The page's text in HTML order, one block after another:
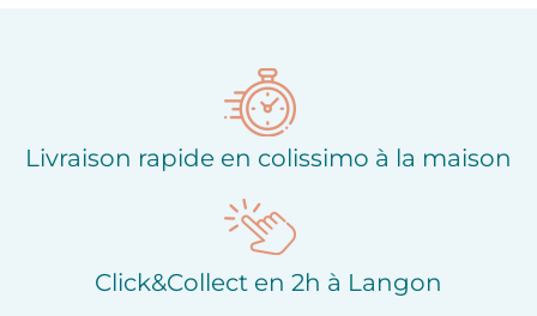
Livraison rapide en colissimo à la maison
Click&Collect en 2h à Langon